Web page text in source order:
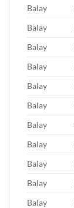
Balay
Balay
Balay
Balay
Balay
Balay
Balay
Balay
Balay
Balay
Balay